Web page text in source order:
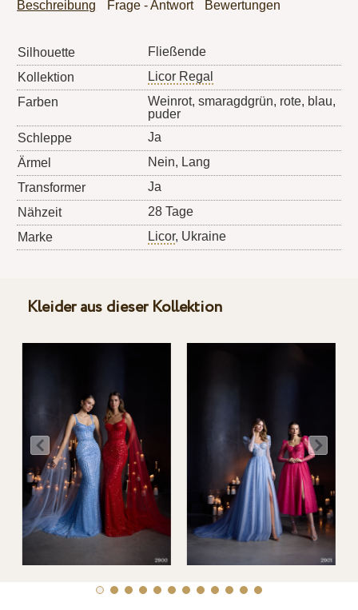
Beschreibung Frage - Antwort Bewertungen
Silhouette
Fließende
Kollektion
Licor Regal
Farben
Weinrot, smaragdgrün, rote, blau,
puder
Schleppe
Ja
Ärmel
Nein, Lang
Transformer
Ja
Nähzeit
28 Tage
Marke
Licor, Ukraine
Kleider aus dieser Kollektion